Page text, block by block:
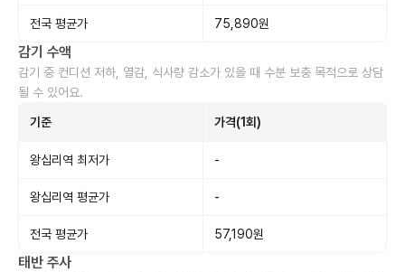
전국 평균가 75,890원
감기 수액
감기 중 컨디션 저하, 열감, 식사량 감소가 있을 때 수분 보충 목적으로 상담
될 수 있어요.
기준 가격(1회)
왕십리역 최저가 -
왕십리역 평균가 -
전국 평균가 57,190원
태반 주사